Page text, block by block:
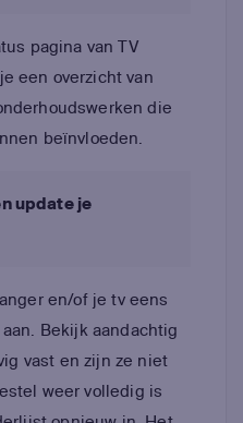
pagina van TV
een overzicht van
die
beïnvloeden.
update je
en/of je tv eens
Bekijk aandachtig
vast en zijn ze niet
weer volledig is